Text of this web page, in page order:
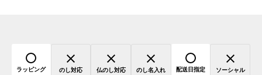
ラッピング のし対応 仏のし対応 のし名入れ 配送日指定
ソーシャル